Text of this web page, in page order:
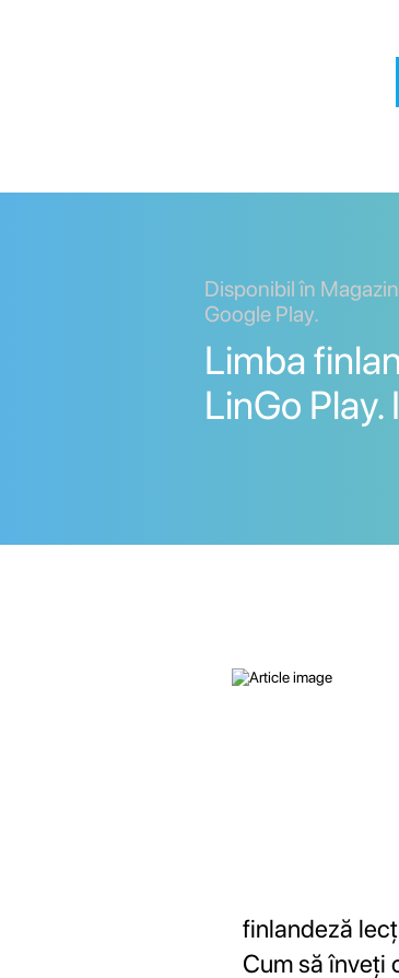
Disponibil în
Google Play.
Limba
LinGo Play.
finlandeză
Cum să înveți